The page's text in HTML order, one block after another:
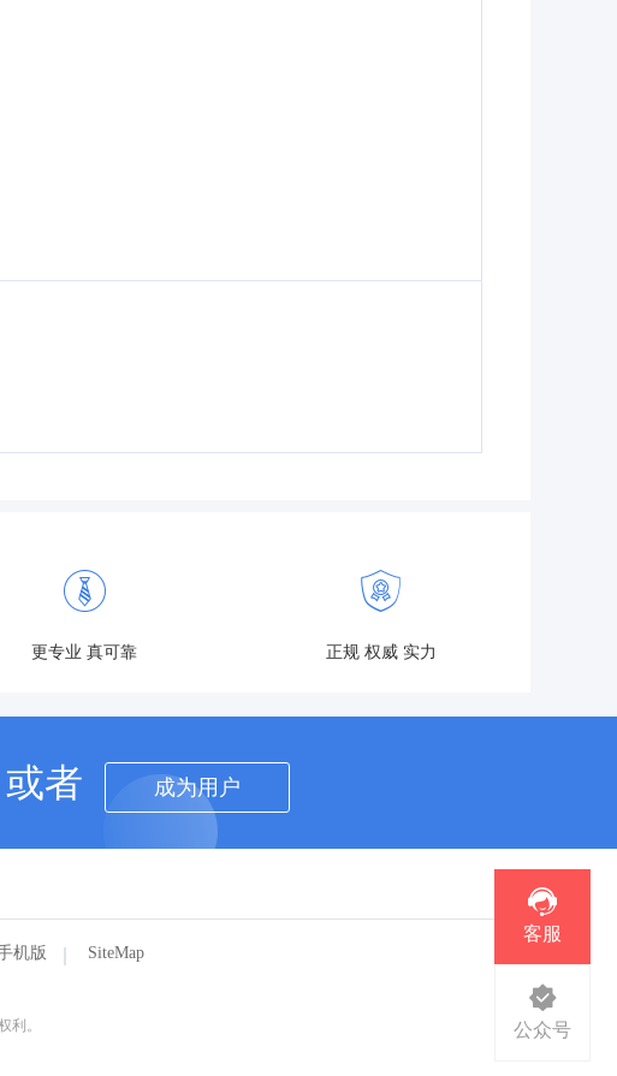
更专业 真可靠 正规 权威 实力
或者 成为用户
机版 SiteMap
利。
客服
公众号